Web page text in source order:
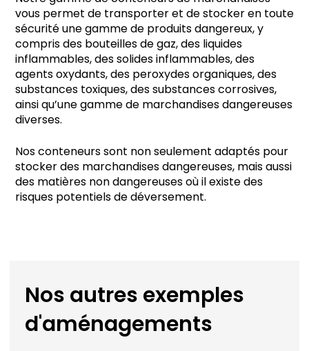
vous permet de transporter et de stocker en toute
sécurité une gamme de produits dangereux, y
compris des bouteilles de gaz, des liquides
inflammables, des solides inflammables, des
agents oxydants, des peroxydes organiques, des
substances toxiques, des substances corrosives,
ainsi qu’une gamme de marchandises dangereuses
diverses.
Nos conteneurs sont non seulement adaptés pour
stocker des marchandises dangereuses, mais aussi
des matières non dangereuses où il existe des
risques potentiels de déversement.
Nos autres exemples
d'aménagements